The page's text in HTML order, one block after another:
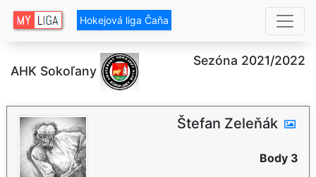
Hokejová liga Čaňa
AHK Sokoľany
Sezóna 2021/2022
Štefan Zeleňák
Body 3